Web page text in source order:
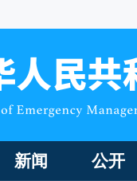
新闻 公开